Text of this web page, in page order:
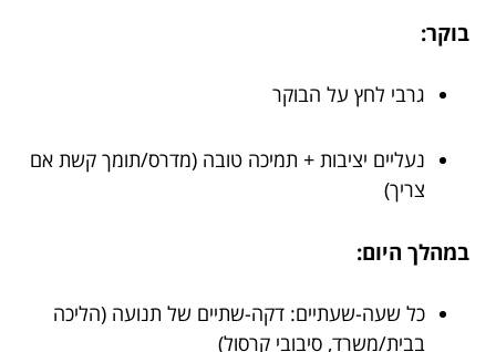
בוקר:
גרבי לחץ על הבוקר
נעליים יציבות + תמיכה טובה (מדרס/תומך קשת אם
צריך)
במהלך היום:
כל שעה-שעתיים: דקה-שתיים של תנועה (הליכה
בבית/משרד, סיבובי קרסול)